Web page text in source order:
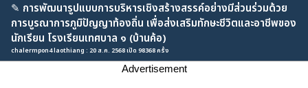
✎ การพัฒนารูปแบบการบริหารเชิงสร้างสรรค์อย่างมีส่วนร่วมด้วย
การบูรณาการภูมิปัญญาท้องถิ่น เพื่อส่งเสริมทักษะชีวิตและอาชีพของ
นักเรียน โรงเรียนเทศบาล ๑ (บ้านค้อ)
chalermpon4 laothiang : 20 ส.ค. 2568 เปิด 98368 ครั้ง
Advertisement